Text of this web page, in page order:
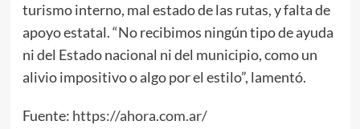
turismo interno, mal estado de las rutas, y falta de
apoyo estatal. “No recibimos ningún tipo de ayuda
ni del Estado nacional ni del municipio, como un
alivio impositivo o algo por el estilo”, lamentó.
Fuente: https://ahora.com.ar/